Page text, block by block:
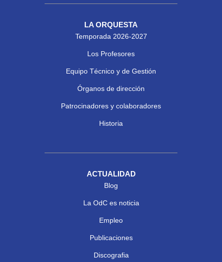
LA ORQUESTA
Temporada 2026-2027
Los Profesores
Equipo Técnico y de Gestión
Órganos de dirección
Patrocinadores y colaboradores
Historia
ACTUALIDAD
Blog
La OdC es noticia
Empleo
Publicaciones
Discografia